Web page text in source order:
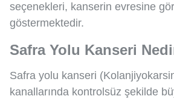
seçenekleri, kanserin evresine
göstermektedir.
Safra Yolu Kanseri
Safra yolu kanseri
kanallarında kontrolsüz şekilde